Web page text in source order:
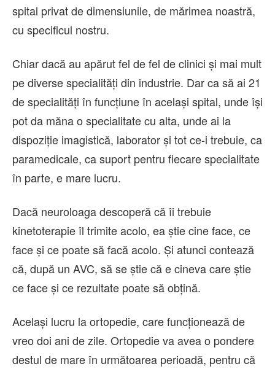
spital privat de dimensiunile, de mărimea noastră,
cu specificul nostru.
Chiar dacă au apărut fel de fel de clinici și mai mult
pe diverse specialități din industrie. Dar ca să ai 21
de specialități în funcțiune în același spital, unde își
pot da măna o specialitate cu alta, unde ai la
dispoziție imagistică, laborator și tot ce-i trebuie, ca
paramedicale, ca suport pentru fiecare specialitate
în parte, e mare lucru.
Dacă neuroloaga descoperă că îi trebuie
kinetoterapie îl trimite acolo, ea știe cine face, ce
face și ce poate să facă acolo. Și atunci contează
că, după un AVC, să se știe că e cineva care știe
ce face și ce rezultate poate să obțină.
Același lucru la ortopedie, care funcționează de
vreo doi ani de zile. Ortopedie va avea o pondere
destul de mare în următoarea perioadă, pentru că